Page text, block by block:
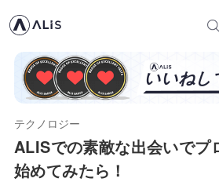
テクノロジー
ALISでの素敵な出会いでプ
始めてみたら！